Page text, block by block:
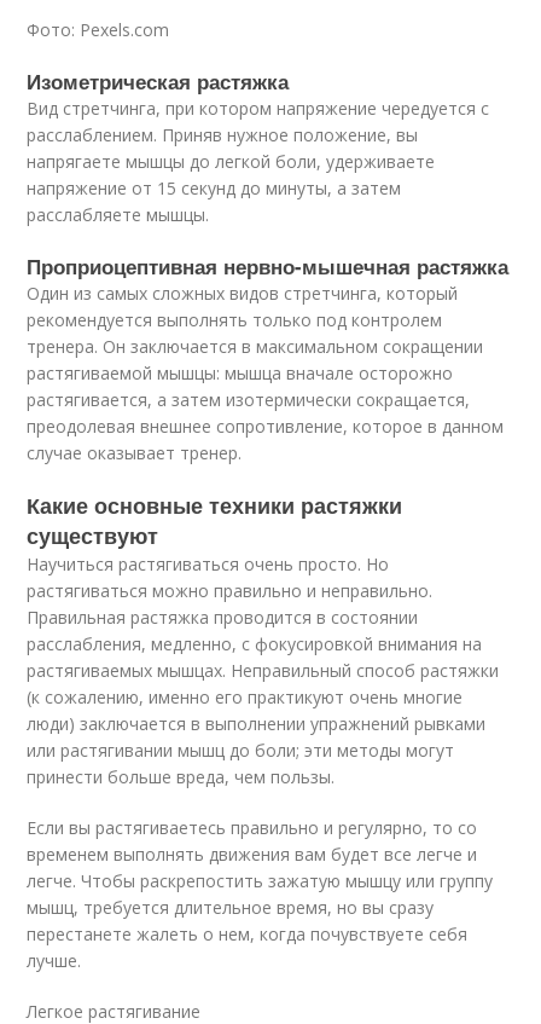
Фото: Pexels.com
Изометрическая растяжка
Вид стретчинга, при котором напряжение чередуется с
расслаблением. Приняв нужное положение, вы
напрягаете мышцы до легкой боли, удерживаете
напряжение от 15 секунд до минуты, а затем
расслабляете мышцы.
Проприоцептивная нервно-мышечная растяжка
Один из самых сложных видов стретчинга, который
рекомендуется выполнять только под контролем
тренера. Он заключается в максимальном сокращении
растягиваемой мышцы: мышца вначале осторожно
растягивается, а затем изотермически сокращается,
преодолевая внешнее сопротивление, которое в данном
случае оказывает тренер.
Какие основные техники растяжки
существуют
Научиться растягиваться очень просто. Но
растягиваться можно правильно и неправильно.
Правильная растяжка проводится в состоянии
расслабления, медленно, с фокусировкой внимания на
растягиваемых мышцах. Неправильный способ растяжки
(к сожалению, именно его практикуют очень многие
люди) заключается в выполнении упражнений рывками
или растягивании мышц до боли; эти методы могут
принести больше вреда, чем пользы.
Если вы растягиваетесь правильно и регулярно, то со
временем выполнять движения вам будет все легче и
легче. Чтобы раскрепостить зажатую мышцу или группу
мышц, требуется длительное время, но вы сразу
перестанете жалеть о нем, когда почувствуете себя
лучше.
Легкое растягивание